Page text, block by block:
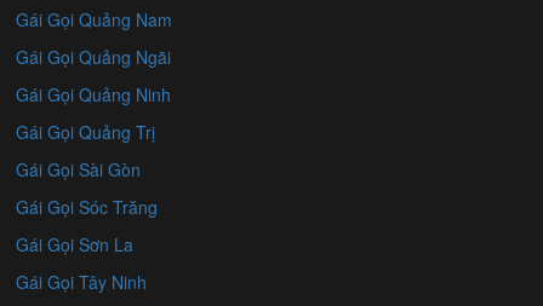
Gái Gọi Quảng Nam
Gái Gọi Quảng Ngãi
Gái Gọi Quảng Ninh
Gái Gọi Quảng Trị
Gái Gọi Sài Gòn
Gái Gọi Sóc Trăng
Gái Gọi Sơn La
Gái Gọi Tây Ninh